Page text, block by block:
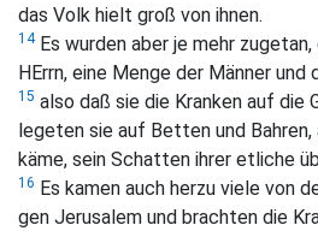
das Volk hielt groß von ihnen.
14Es wurden aber je mehr
HErrn, eine Menge der Männer und
15 also daß sie die Kranken auf die
legeten sie auf Betten und
käme, sein Schatten ihrer etliche
16 Es kamen auch herzu viele von
gen Jerusalem und brachten die